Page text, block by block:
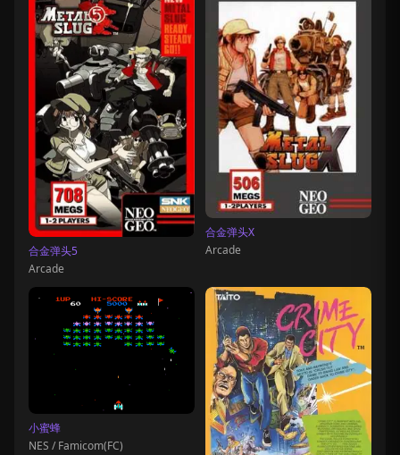
合金弹头5
Arcade
合金弹头X
Arcade
小蜜蜂
NES / Famicom(FC)